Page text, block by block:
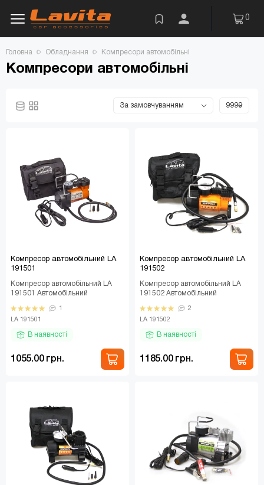
0
Головна Обладнання Компресори автомобільні
Компресори автомобільні
Компресор автомобільний LA
191501
Компресор автомобільний LA
191501 Автомобільний
надійний помічник для кожно..
1
LA 191501
В наявності
1055.00 грн.
Компресор автомобільний LA
191502
Компресор автомобільний LA
191502 Автомобільний
потужний двоциліндровий при..
2
LA 191502
В наявності
1185.00 грн.